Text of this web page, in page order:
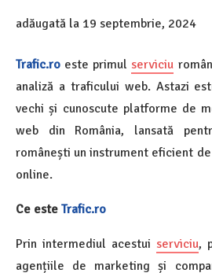
adăugată la 19 septembrie, 2024
Trafic.ro este primul serviciu
analiză a traficului web. Astazi
vechi și cunoscute platforme de
web din România, lansată
românești un instrument eficient
online.
Ce este Trafic.ro
Prin intermediul acestui serviciu,
agențiile de marketing și